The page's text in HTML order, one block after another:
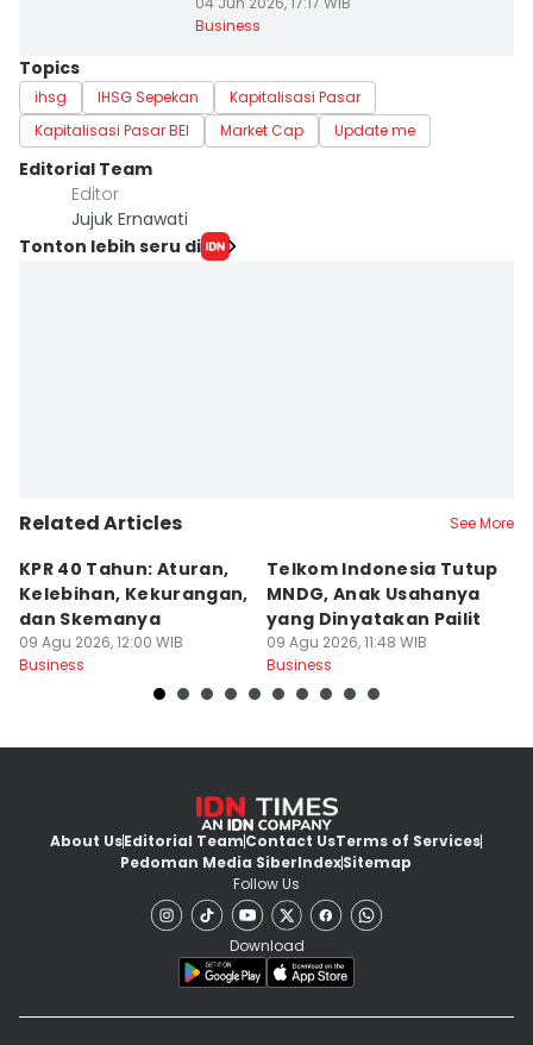
Business
Topics
ihsg IHSG Sepekan
Kapitalisasi Pasar
Kapitalisasi Pasar BEI
Market Cap Update me
Editorial Team
Editor
Jujuk Ernawati
Tonton lebih seru di
Related Articles See More
KPR 40 Tahun: Aturan,
Kelebihan, Kekurangan,
dan Skemanya
09 Agu 2026, 12:00 WIB
Business
Telkom Indonesia Tutup
MNDG, Anak Usahanya
yang Dinyatakan Pailit
09 Agu 2026, 11:48 WIB
Business
About UsEditorial TeamContact UsTerms of Services
Pedoman Media SiberIndexSitemap
Follow Us
Download